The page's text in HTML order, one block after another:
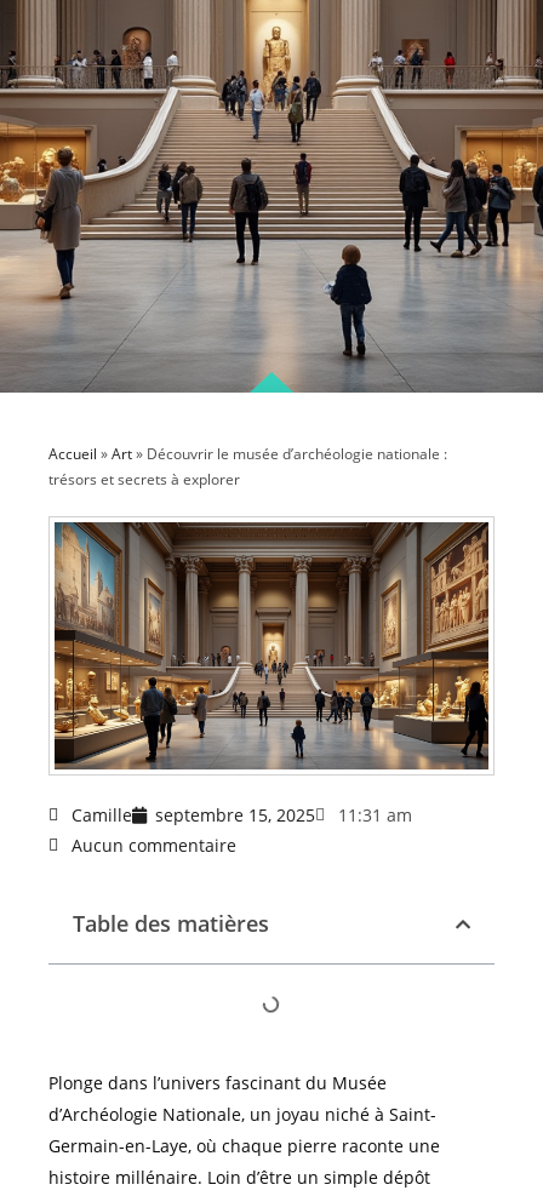
Accueil »Art» Découvrir le musée d’archéologie nationale :
trésors et secrets à explorer
Camille septembre 15, 2025
11:31 am
Aucun commentaire
Table des matières
Plonge dans l’univers fascinant du Musée
d’Archéologie Nationale, un joyau niché à Saint-
Germain-en-Laye, où chaque pierre raconte une
histoire millénaire. Loin d’être un simple dépôt